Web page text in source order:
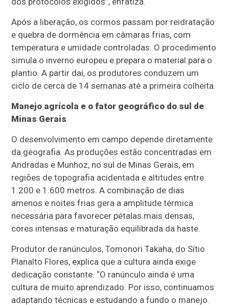
Após a liberação, os cormos passam por reidratação
e quebra de dormência em câmaras frias, com
temperatura e umidade controladas. O procedimento
simula o inverno europeu e prepara o material para o
plantio. A partir daí, os produtores conduzem um
ciclo de cerca de 14 semanas até a primeira colheita.
Manejo agrícola e o fator geográfico do sul de
Minas Gerais
O desenvolvimento em campo depende diretamente
da geografia. As produções estão concentradas em
Andradas e Munhoz, no sul de Minas Gerais, em
regiões de topografia acidentada e altitudes entre
1.200 e 1.600 metros. A combinação de dias
amenos e noites frias gera a amplitude térmica
necessária para favorecer pétalas mais densas,
cores intensas e maturação equilibrada da haste.
Produtor de ranúnculos, Tomonori Takaha, do Sítio
Planalto Flores, explica que a cultura ainda exige
dedicação constante. “O ranúnculo ainda é uma
cultura de muito aprendizado. Por isso, continuamos
adaptando técnicas e estudando a fundo o manejo.